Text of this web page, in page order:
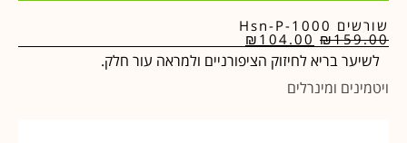
שורשים Hsn-P-1000
₪159.00
₪ 104.00
לשיער בריא לחיזוק הציפורניים ולמראה עור חלק.
ויטמינים ומינרלים